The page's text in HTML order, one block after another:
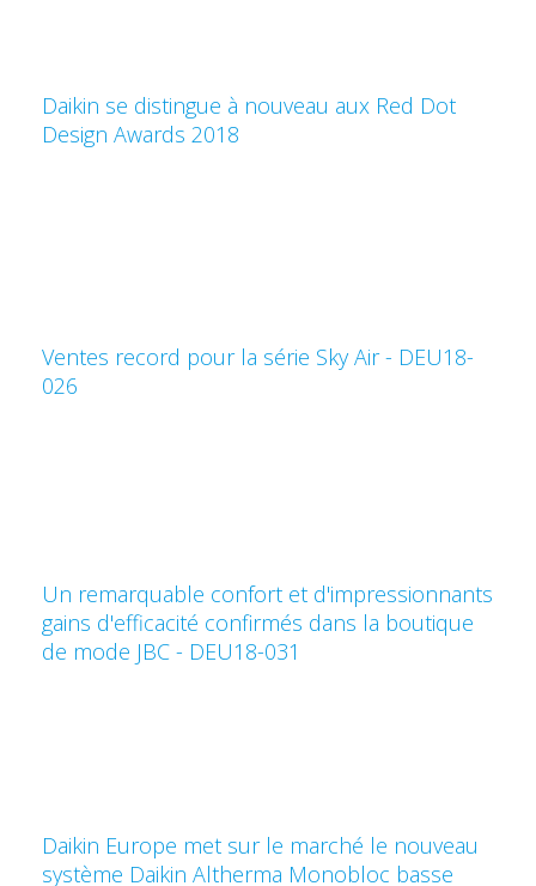
Daikin se distingue à nouveau aux Red Dot
Design Awards 2018
Ventes record pour la série Sky Air - DEU18-
026
Un remarquable confort et d'impressionnants
gains d'efficacité confirmés dans la boutique
de mode JBC - DEU18-031
Daikin Europe met sur le marché le nouveau
système Daikin Altherma Monobloc basse